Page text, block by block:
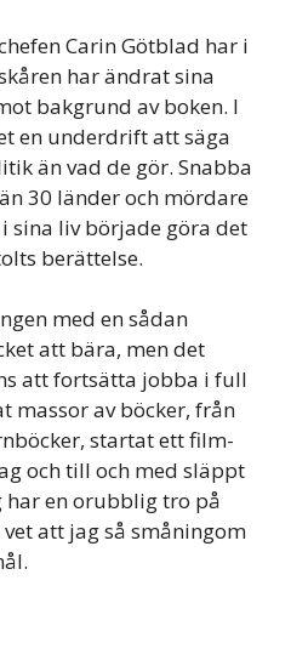
Carin Götblad har i
har ändrat sina
bakgrund av boken. I
en underdrift att säga
än vad de gör. Snabba
30 länder och mördare
sina liv började göra det
berättelse.
med en sådan
att bära, men det
att fortsätta jobba i full
massor av böcker, från
startat ett film-
och till och med släppt
har en orubblig tro på
att jag så småningom